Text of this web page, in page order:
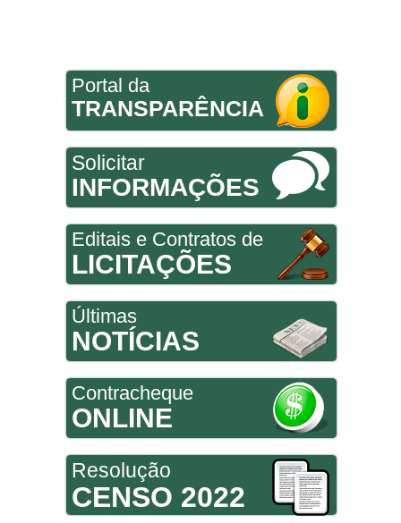
Portal da
TRANSPARÊNCIA
Solicitar
INFORMAÇÕES
Editais e Contratos de
LICITAÇÕES
Últimas
NOTÍCIAS
Contracheque
ONLINE
Resolução
CENSO 2022